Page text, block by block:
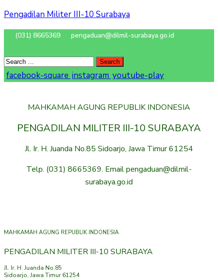
Pengadilan Militer III-10 Surabaya
(031) 8665369 pengaduan@dilmil-surabaya.go.id
facebook-square instagram youtube-play
MAHKAMAH AGUNG REPUBLIK INDONESIA
PENGADILAN MILITER III-10 SURABAYA
Jl. Ir. H. Juanda No.85 Sidoarjo, Jawa Timur 61254
Telp. (031) 8665369. Email pengaduan@dilmil-
surabaya.go.id
MAHKAMAH AGUNG REPUBLIK INDONESIA
PENGADILAN MILITER III-10 SURABAYA
Jl. Ir. H. Juanda No.85
Sidoarjo, Jawa Timur 61254